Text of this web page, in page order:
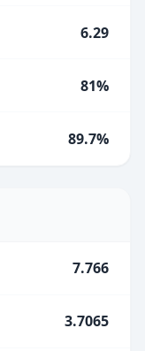
6.29
81%
89.7%
7.766
3.7065